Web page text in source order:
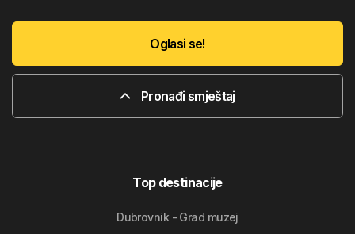
Oglasi se!
Pronađi smještaj
Top destinacije
Dubrovnik - Grad muzej